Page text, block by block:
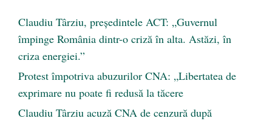
Claudiu Târziu, președintele ACT: „Guvernul
împinge România dintr-o criză în alta. Astăzi, în
criza energiei.”
Protest împotriva abuzurilor CNA: „Libertatea de
exprimare nu poate fi redusă la tăcere
Claudiu Târziu acuză CNA de cenzură după